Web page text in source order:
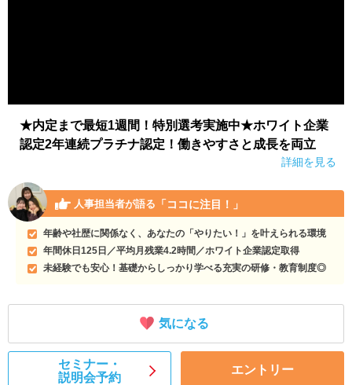
★内定まで最短1週間！特別選考実施中★ホワイト企業
認定2年連続プラチナ認定！働きやすさと成長を両立
詳細を見る
人事担当者が語る 「ココに注目！」
年齢や社歴に関係なく、あなたの「やりたい！」を叶えられる環境
年間休日125日／平均月残業4.2時間／ホワイト企業認定取得
未経験でも安心！基礎からしっかり学べる充実の研修・教育制度◎
気になる
セミナー・
説明会予約
エントリー